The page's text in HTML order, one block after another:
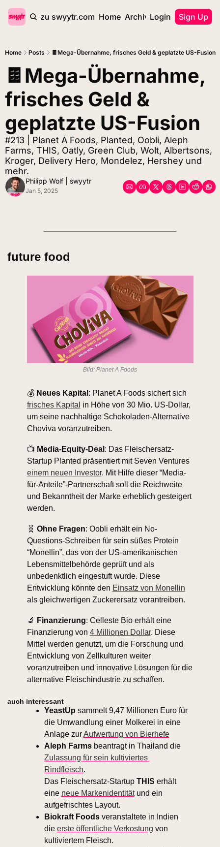
zurück zu swyytr.com Home Archive Tags
Login Sign Up
Home Posts 🍫Mega-Übernahme, frisches Geld & geplatzte US-Fusion
🍫Mega-Übernahme,
frisches Geld &
geplatzte US-Fusion
#213 | Planet A Foods, Planted, Oobli, Aleph
Farms, THIS, Oatly, Green Club, Wolt, Albertsons,
Kroger, Delivery Hero, Mondelez, Hershey und
mehr.
Philipp Wolf | swyytr
Jan 5, 2025
future food
Bild: Planet A Foods
💰 Neues Kapital
frisches Kapital in Höhe von 30 Mio. US-Dollar,
um seine nachhaltige Schokoladen-Alternative
Choviva voranzutreiben.
📺 Media-Equity-Deal : Das Fleischersatz-
Startup Planted präsentiert mit Seven Ventures
einem neuen Investor. Mit Hilfe dieser “Media-
für-Anteile”-Partnerschaft soll die Reichweite
und Bekanntheit der Marke erheblich gesteigert
werden.
🧬 Ohne Fragen: Oobli erhält ein No-
Questions-Schreiben für sein süßes Protein
“Monellin”, das von der US-amerikanischen
Lebensmittelbehörde geprüft und als
unbedenktlich eingestuft wurde. Diese
Entwicklung könnte den Einsatz von Monellin
als gleichwertigen Zuckerersatz vorantreiben.
🔬 Finanzierung: Celleste Bio erhält eine
Finanzierung von 4 Millionen Dollar. Diese
Mittel werden genutzt, um die Forschung und
Entwicklung von Zellkulturen weiter
voranzutreiben und innovative Lösungen für die
alternative Fleischindustrie zu schaffen.
auch interessant
YeastUp sammelt 9,47 Millionen Euro für
die Umwandlung einer Molkerei in eine
Anlage zur Aufwertung von Bierhefe
Aleph Farms
beantragt in Thailand die
Zulassung für sein kultiviertes
Rindfleisch.
Das Fleischersatz-Startup THIS erhält
eine neue Markenidentität und ein
aufgefrischtes Layout.
Biokraft Foods veranstaltete in Indien
die erste öffentliche Verkostung von
kultiviertem Fleisch.